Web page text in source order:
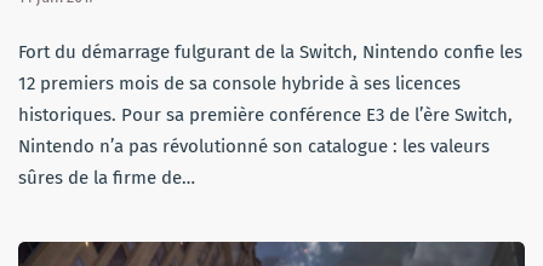
Fort du démarrage fulgurant de la Switch, Nintendo confie les
12 premiers mois de sa console hybride à ses licences
historiques. Pour sa première conférence E3 de l’ère Switch,
Nintendo n’a pas révolutionné son catalogue : les valeurs
sûres de la firme de…